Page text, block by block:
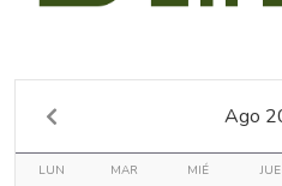
Ago
LUN MAR MIÉ JUE